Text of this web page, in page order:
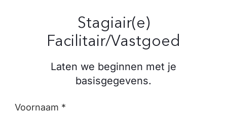
Stagiair(e)
Facilitair/Vastgoed
Laten we beginnen met je
basisgegevens.
Voornaam *